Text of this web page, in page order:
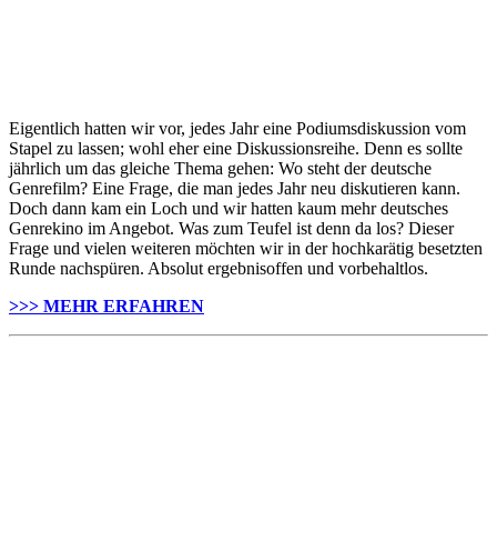
Eigentlich hatten wir vor, jedes Jahr eine Podiumsdiskussion vom
Stapel zu lassen; wohl eher eine Diskussionsreihe. Denn es sollte
jährlich um das gleiche Thema gehen: Wo steht der deutsche
Genrefilm? Eine Frage, die man jedes Jahr neu diskutieren kann.
Doch dann kam ein Loch und wir hatten kaum mehr deutsches
Genrekino im Angebot. Was zum Teufel ist denn da los? Dieser
Frage und vielen weiteren möchten wir in der hochkarätig besetzten
Runde nachspüren. Absolut ergebnisoffen und vorbehaltlos.
>>> MEHR ERFAHREN